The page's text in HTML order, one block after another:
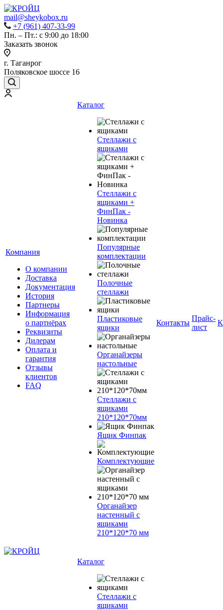
mail@sheykobox.ru
+7 (961) 407-33-99
Пн. – Пт.: с 9:00 до 18:00
Заказать звонок
г. Таганрог
Поляковское шоссе 16
Компания
О компании
Доставка
Документация
История
Партнеры
Информация
о партнёрах
Реквизиты
Дилерам
Оплата и
гарантия
Отзывы
клиентов
FAQ
Каталог
Стеллажи с
ящиками
Стеллажи с
ящиками +
ФинПак -
Новинка
Популярные
комплектации
Полочные
стеллажи
Пластиковые
ящики
Органайзеры
настольные
Стеллажи с
ящиками
210*120*70мм
Ящик Финпак
Комплектующие
Органайзер
настенный с
ящиками
210*120*70 мм
Контакты
Прайс-
лист
Каталог
Стеллажи с
ящиками